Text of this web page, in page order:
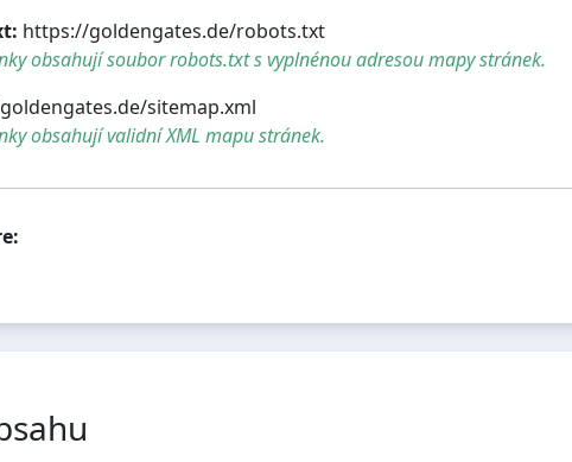
https://goldengates.de/robots.txt
obsahují soubor robots.txt s vyplnénou adresou mapy stránek.
sitemap.xml
obsahují validní XML mapu stránek.